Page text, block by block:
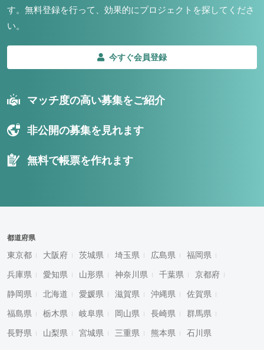
す。 無料登録を行って、効果的にプロジェクトを探してくださ
い。
今すぐ会員登録
マッチ度の高い募集をご紹介
非公開の募集を見れます
無料で帳票を作れます
都道府県
東京都 大阪府 茨城県 埼玉県 広島県 福岡県
兵庫県 愛知県 山形県 神奈川県 千葉県 京都府
静岡県 北海道 愛媛県 滋賀県 沖縄県 佐賀県
福島県 栃木県 岐阜県 岡山県 長崎県 群馬県
長野県 山梨県 宮城県 三重県 熊本県 石川県